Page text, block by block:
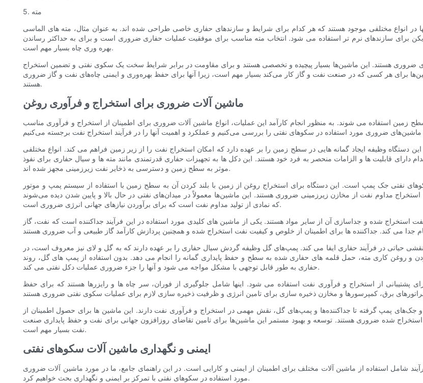
5. مته
در انواع مختلفی موجود هستند که هر کدام برای شرایط و سازندهای حفاری خاصی طراحی شده اند. به عنوان مثال، مته های الماسی
برای سازندهای نرم تر استفاده می شود. انتخاب مته مناسب برای موفقیت عملیات حفاری ضروری است و برای به حداکثر رساندن
بهره وری چاه بسیار مهم است.
ضروری هستند. این ماشین‌ها بسیار پیچیده و تخصصی هستند و برای مقاومت در برابر شرایط سخت یک سکوی نفتی و تضمین استخراج
برای هر کسی که در صنعت نفت و گاز کار می‌کند بسیار مهم است، زیرا آنها برای حفظ بهره‌وری و ایمنی چاه‌های نفت و گاز ضروری
هستند.
ماشین آلات ضروری برای استخراج و فرآوری روغن
زمین استفاده می شوند. به منظور انجام کارآمد این عملیات، انواع ماشین آلات ضروری برای اطمینان از استخراج و فرآوری مناسب
وظیفه ایجاد گمانه هایی در سطح زمین را بر عهده دارد که امکان استخراج نفت را از زیر زمین فراهم می کند. انواع مختلفی
قابلیت ها و الزامات منحصر به فرد خود هستند. این دکل ها به تجهیزات حفاری قدرتمندی مانند مته ها و سیال حفاری برای نفوذ
موثر به سطح زمین و دسترسی به ذخایر نفت زیرزمینی مجهز شده اند.
نفتی جک پمپ است. این دستگاه برای استخراج روغن از زمین با بلند کردن آن به سطح زمین با استفاده از سیستم پمپ و موتور
مداوم نفت از مخازن زیرزمینی ضروری هستند. این ماشین‌ها معمولاً در میدان‌های نفتی در حال بالا و پایین شدن دیده می‌شوند
که نمادی از تولید مداوم نفت است که برای برآوردن نیازهای جهانی انرژی ضروری است.
نفت استخراج شده و جداسازی آن از سایر مواد هستند. یکی از ماشین های کلیدی مورد استفاده در این فرآیند جداکننده است که نفت، گاز
حیاتی در فرآیند حفاری ایفا می کند. پمپ‌های گل وظیفه گردش سیال حفاری را بر عهده دارند که به گل و لای نیز معروف است، در
روغن کاری مته، حمل قلمه های حفاری شده به سطح و حفظ پایداری گمانه را انجام می دهد. بدون استفاده از پمپ های گل، روند
حفاری به طور قابل توجهی با مشکل مواجه می شود و آنها را جزء ضروری عملیات دکل نفتی می کند.
پشتیبانی از استخراج و فرآوری نفت استفاده می شود. اینها شامل جلوگیری از فوران، سر چاه ها و رایزرها هستند که برای حفظ
پمپ گرفته تا جداکننده‌ها و پمپ‌های گل، نقش مهمی در استخراج و فرآوری نفت دارند. این ماشین ها برای حصول اطمینان از
شده ضروری هستند. توسعه و بهبود مستمر این ماشین‌ها برای تامین تقاضای روزافزون جهانی برای نفت و حفظ پایداری صنعت
نفت بسیار مهم است.
ایمنی و نگهداری ماشین آلات سکوهای نفتی
شامل استفاده از ماشین آلات مختلف برای اطمینان از ایمنی و کارایی است. در این راهنمای جامع، ما در مورد ماشین آلات ضروری
مورد استفاده در سکوهای نفتی با تمرکز بر ایمنی و نگهداری بحث خواهیم کرد.